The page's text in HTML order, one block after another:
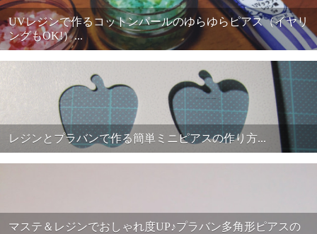
UVレジンで作るコットンパールのゆらゆらピアス（イヤリ
ングもOK!）...
レジンとプラバンで作る簡単ミニピアスの作り方...
マステ＆レジンでおしゃれ度UP♪プラバン多角形ピアスの